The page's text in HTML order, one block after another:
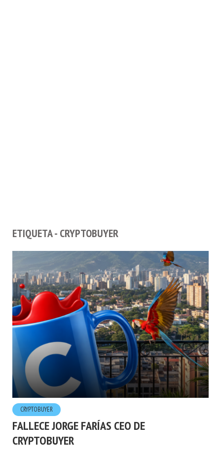
ETIQUETA - CRYPTOBUYER
CRYPTOBUYER
FALLECE JORGE FARÍAS CEO DE
CRYPTOBUYER